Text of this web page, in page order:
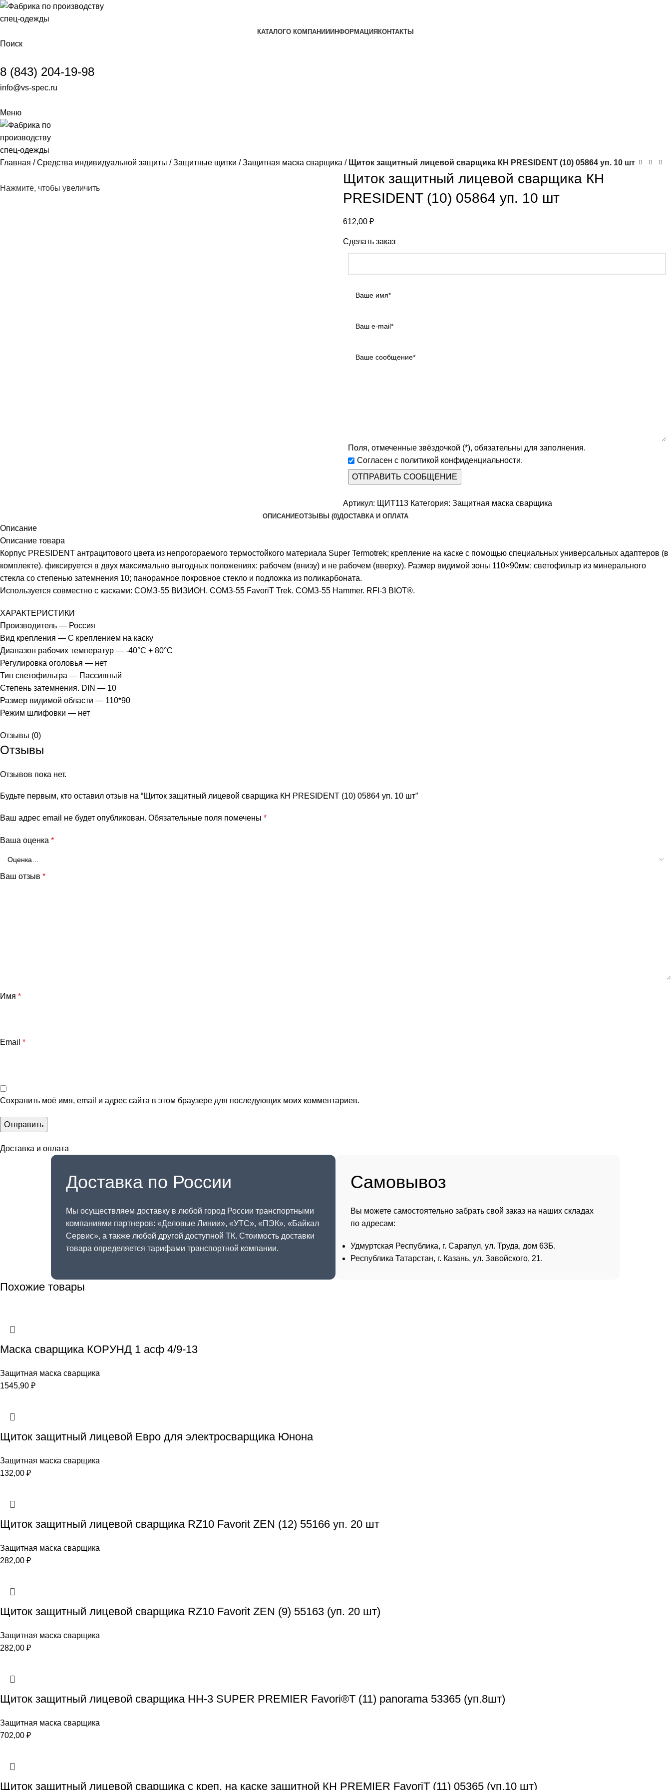
КАТАЛОГО КОМПАНИИ ИНФОРМАЦИЯ КОНТАКТЫ
Поиск
8 (843) 204-19-98
info@vs-spec.ru
Меню
Главная Средства индивидуальной защиты Защитные щитки Защитная маска сварщика Щиток защитный лицевой сварщика КН PRESIDENT (10) 05864 уп. 10 шт
Нажмите, чтобы увеличить
Щиток защитный лицевой сварщика КН
PRESIDENT (10) 05864 уп. 10 шт
612,00 ₽
Сделать заказ
Поля, отмеченные звёздочкой (*), обязательны для заполнения.
Согласен с политикой конфиденциальности.
Артикул: ЩИТ113 Категория: Защитная маска сварщика
ОПИСАНИЕОТЗЫВЫ (0)ДОСТАВКА И ОПЛАТА
Описание
Описание товара
Корпус PRESIDENT антрацитового цвета из непрогораемого термостойкого материала Super Termotrek; крепление на каске с помощью специальных универсальных адаптеров (в
комплекте). фиксируется в двух максимально выгодных положениях: рабочем (внизу) и не рабочем (вверху). Размер видимой зоны 110×90мм; светофильтр из минерального
стекла со степенью затемнения 10; панорамное покровное стекло и подложка из поликарбоната.
Используется совместно с касками: СОМЗ-55 ВИЗИОН. СОМЗ-55 FavoriT Trek. СОМЗ-55 Hammer. RFI-3 BIOT®.
ХАРАКТЕРИСТИКИ
Производитель — Россия
Вид крепления — С креплением на каску
Диапазон рабочих температур — -40°C + 80°C
Регулировка оголовья — нет
Тип светофильтра — Пассивный
Степень затемнения. DIN — 10
Размер видимой области — 110*90
Режим шлифовки — нет
Отзывы (0)
Отзывы
Отзывов пока нет.
Будьте первым, кто оставил отзыв на “Щиток защитный лицевой сварщика КН PRESIDENT (10) 05864 уп. 10 шт”
Ваш адрес email не будет опубликован. Обязательные поля помечены *
Ваша оценка *
Ваш отзыв *
Имя *
Email *
Сохранить моё имя, email и адрес сайта в этом браузере для последующих моих комментариев.
Доставка и оплата
Доставка по России
Мы осуществляем доставку в любой город России транспортными
компаниями партнеров: «Деловые Линии», «УТС», «ПЭК», «Байкал
Сервис», а также любой другой доступной ТК. Стоимость доставки
товара определяется тарифами транспортной компании.
Самовывоз
Вы можете самостоятельно забрать свой заказ на наших складах
по адресам:
Удмуртская Республика, г. Сарапул, ул. Труда, дом 63Б.
Республика Татарстан, г. Казань, ул. Завойского, 21.
Похожие товары
Маска сварщика КОРУНД 1 асф 4/9-13
Защитная маска сварщика
1545,90 ₽
Щиток защитный лицевой Евро для электросварщика Юнона
Защитная маска сварщика
132,00 ₽
Щиток защитный лицевой сварщика RZ10 Favorit ZEN (12) 55166 уп. 20 шт
Защитная маска сварщика
282,00 ₽
Щиток защитный лицевой сварщика RZ10 Favorit ZEN (9) 55163 (уп. 20 шт)
Защитная маска сварщика
282,00 ₽
Щиток защитный лицевой сварщика НН-3 SUPER PREMIER Favori®T (11) panorama 53365 (уп.8шт)
Защитная маска сварщика
702,00 ₽
Щиток защитный лицевой сварщика с креп. на каске защитной КН PREMIER FavoriT (11) 05365 (уп.10 шт)